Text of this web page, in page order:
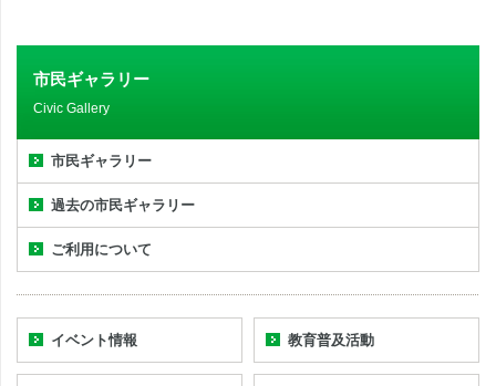
市民ギャラリー
Civic Gallery
市民ギャラリー
過去の市民ギャラリー
ご利用について
イベント情報 教育普及活動